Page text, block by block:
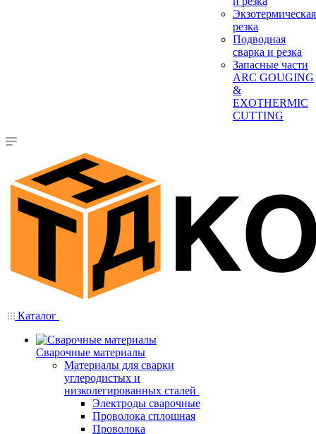
Экзотермическая
резка
Подводная
сварка и резка
Запасные части
ARC GOUGING
&
EXOTHERMIC
CUTTING
Каталог
Сварочные материалы
Материалы для сварки
углеродистых и
низколегированных сталей
Электроды сварочные
Проволока сплошная
Проволока